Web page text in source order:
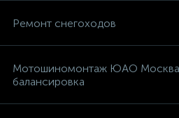
Ремонт снегоходов
Мотошиномонтаж ЮАО
балансировка